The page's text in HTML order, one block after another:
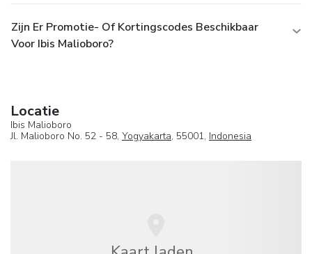
Zijn Er Promotie- Of Kortingscodes Beschikbaar
Voor Ibis Malioboro?
Locatie
Ibis Malioboro
Jl. Malioboro No. 52 - 58, Yogyakarta, 55001, Indonesia